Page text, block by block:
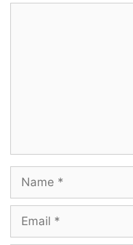
Chidhaiyil Pularum
Naalaienum Vidiyalea
In-Dru Eludhum
Saridham Edhuvum